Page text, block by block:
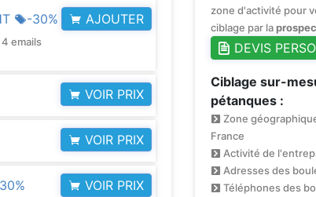
-30% AJOUTER
emails
VOIR PRIX
VOIR PRIX
VOIR PRIX
zone d'activité pour
ciblage par la
DEVIS
Ciblage sur-
pétanques :
Zone
France
Activité de
Adresses des
Téléphones des